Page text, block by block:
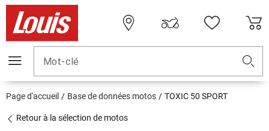
Mot-clé
Page d'accueil Base de données motos TOXIC 50 SPORT
Retour à la sélection de motos